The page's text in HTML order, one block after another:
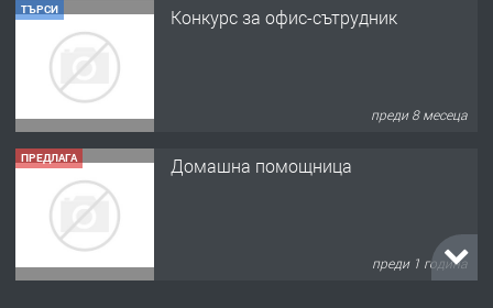
ТЪРСИ Конкурс за офис-сътрудник
преди 8 месеца
ПРЕДЛАГА Домашна помощница
преди 1 година